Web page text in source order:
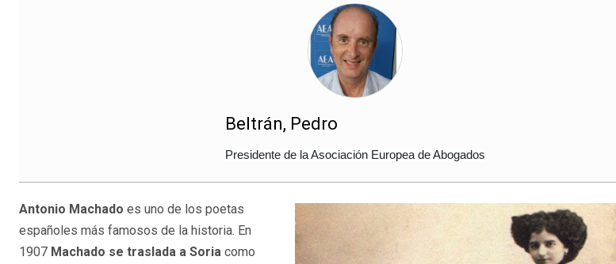
Beltrán, Pedro
Presidente de la Asociación Europea de Abogados
Antonio Machado es uno de los poetas
españoles más famosos de la historia. En
1907 Machado se traslada a Soria como